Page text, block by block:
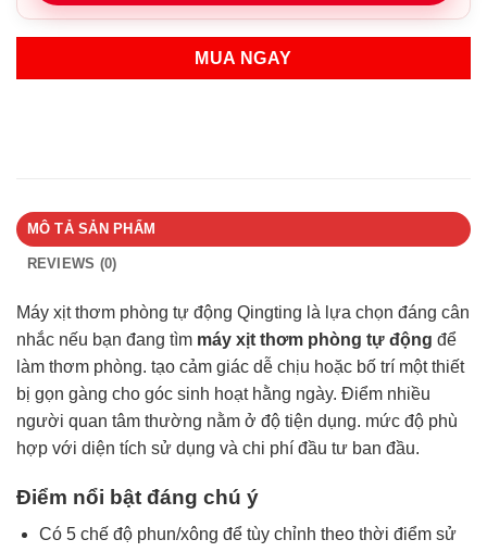
MUA NGAY
MÔ TẢ SẢN PHẨM
REVIEWS (0)
Máy xịt thơm phòng tự động Qingting là lựa chọn đáng cân
nhắc nếu bạn đang tìm máy xịt thơm phòng tự động để
làm thơm phòng. tạo cảm giác dễ chịu hoặc bố trí một thiết
bị gọn gàng cho góc sinh hoạt hằng ngày. Điểm nhiều
người quan tâm thường nằm ở độ tiện dụng. mức độ phù
hợp với diện tích sử dụng và chi phí đầu tư ban đầu.
Điểm nổi bật đáng chú ý
Có 5 chế độ phun/xông để tùy chỉnh theo thời điểm sử